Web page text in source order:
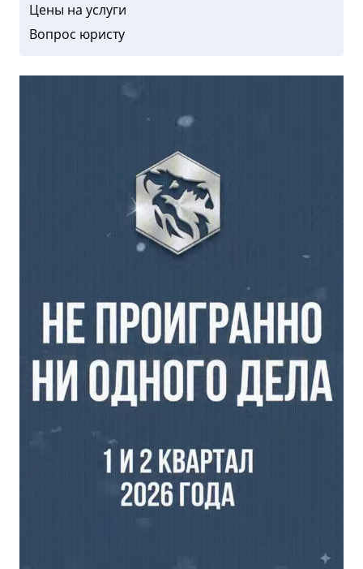
Цены на услуги
Вопрос юристу